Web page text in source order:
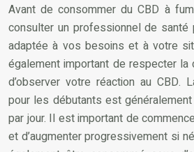
Avant de consommer du CBD à
consulter un professionnel de santé
adaptée à vos besoins et à votre
également important de respecter
d’observer votre réaction au CBD.
pour les débutants est
par jour. Il est important de
et d’augmenter progressivement si